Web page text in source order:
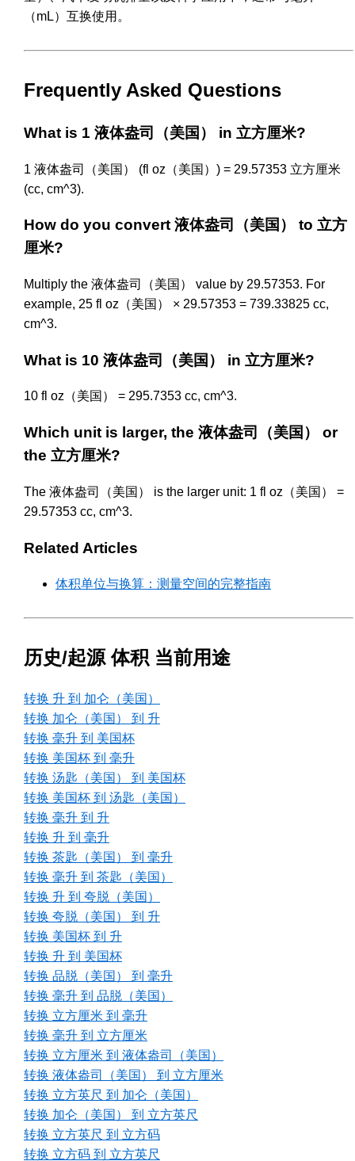
（mL）互换使用。
Frequently Asked Questions
What is 1 液体盎司（美国） in 立方厘米?
1 液体盎司（美国） (fl oz（美国）) = 29.57353 立方厘米
(cc, cm^3).
How do you convert 液体盎司（美国） to 立方
厘米?
Multiply the 液体盎司（美国） value by 29.57353. For
example, 25 fl oz（美国） × 29.57353 = 739.33825 cc,
cm^3.
What is 10 液体盎司（美国） in 立方厘米?
10 fl oz（美国） = 295.7353 cc, cm^3.
Which unit is larger, the 液体盎司（美国） or
the 立方厘米?
The 液体盎司（美国） is the larger unit: 1 fl oz（美国） =
29.57353 cc, cm^3.
Related Articles
体积单位与换算：测量空间的完整指南
历史/起源 体积 当前用途
转换 升 到 加仑（美国）
转换 加仑（美国） 到 升
转换 毫升 到 美国杯
转换 美国杯 到 毫升
转换 汤匙（美国） 到 美国杯
转换 美国杯 到 汤匙（美国）
转换 毫升 到 升
转换 升 到 毫升
转换 茶匙（美国） 到 毫升
转换 毫升 到 茶匙（美国）
转换 升 到 夸脱（美国）
转换 夸脱（美国） 到 升
转换 美国杯 到 升
转换 升 到 美国杯
转换 品脱（美国） 到 毫升
转换 毫升 到 品脱（美国）
转换 立方厘米 到 毫升
转换 毫升 到 立方厘米
转换 立方厘米 到 液体盎司（美国）
转换 液体盎司（美国） 到 立方厘米
转换 立方英尺 到 加仑（美国）
转换 加仑（美国） 到 立方英尺
转换 立方英尺 到 立方码
转换 立方码 到 立方英尺